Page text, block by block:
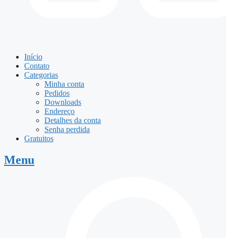
Início
Contato
Categorias
Minha conta
Pedidos
Downloads
Endereço
Detalhes da conta
Senha perdida
Gratuitos
Menu